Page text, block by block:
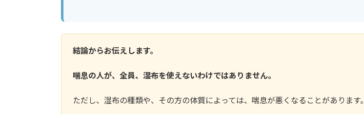
結論からお伝えします。
喘息の人が、全員、湿布を使えないわけではありません。
ただし、湿布の種類や、その方の体質によっては、喘息が悪くなることがあります。